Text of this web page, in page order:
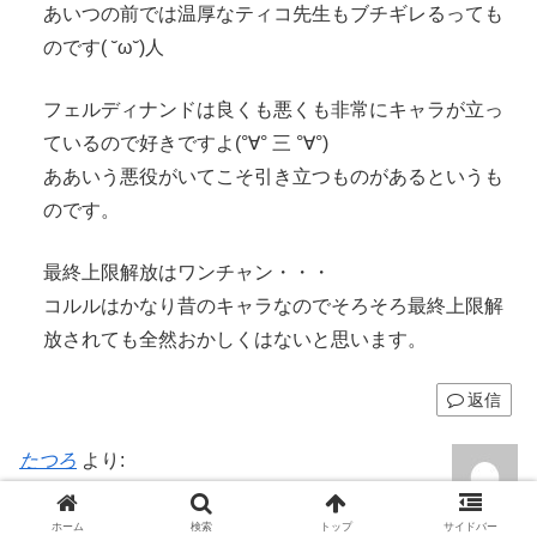
あいつの前では温厚なティコ先生もブチギレるっても
のです( ˘ω˘)人
フェルディナンドは良くも悪くも非常にキャラが立っ
ているので好きですよ(°∀° 三 °∀°)
ああいう悪役がいてこそ引き立つものがあるというも
のです。
最終上限解放はワンチャン・・・
コルルはかなり昔のキャラなのでそろそろ最終上限解
放されても全然おかしくはないと思います。
返信
たつろ より:
2024年4月26日 10:43 AM
コルルとマナマルが登場するとなると、
ホーム 検索 トップ サイドバー